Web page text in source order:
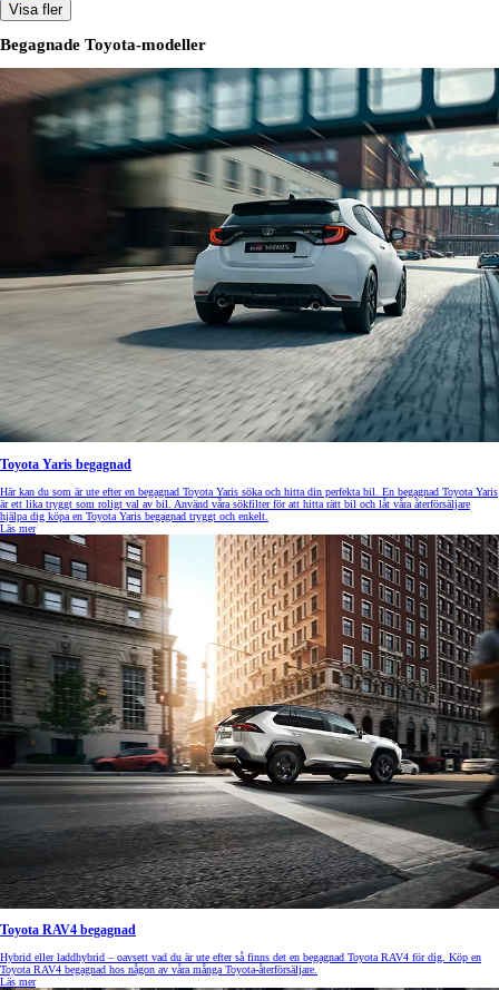
Visa fler
Begagnade Toyota-modeller
Toyota Yaris begagnad
Här kan du som är ute efter en begagnad Toyota Yaris söka och hitta din perfekta bil. En begagnad Toyota Yaris
är ett lika tryggt som roligt val av bil. Använd våra sökfilter för att hitta rätt bil och låt våra återförsäljare
hjälpa dig köpa en Toyota Yaris begagnad tryggt och enkelt.
Läs mer
Toyota RAV4 begagnad
Hybrid eller laddhybrid – oavsett vad du är ute efter så finns det en begagnad Toyota RAV4 för dig. Köp en
Toyota RAV4 begagnad hos någon av våra många Toyota-återförsäljare.
Läs mer